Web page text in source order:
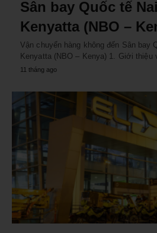
Sân bay Quốc tế
Kenyatta (NBO –
Vận chuyển hàng không đến Sân bay
Kenyatta (NBO – Kenya) 1. Giới thiệu
11 tháng ago